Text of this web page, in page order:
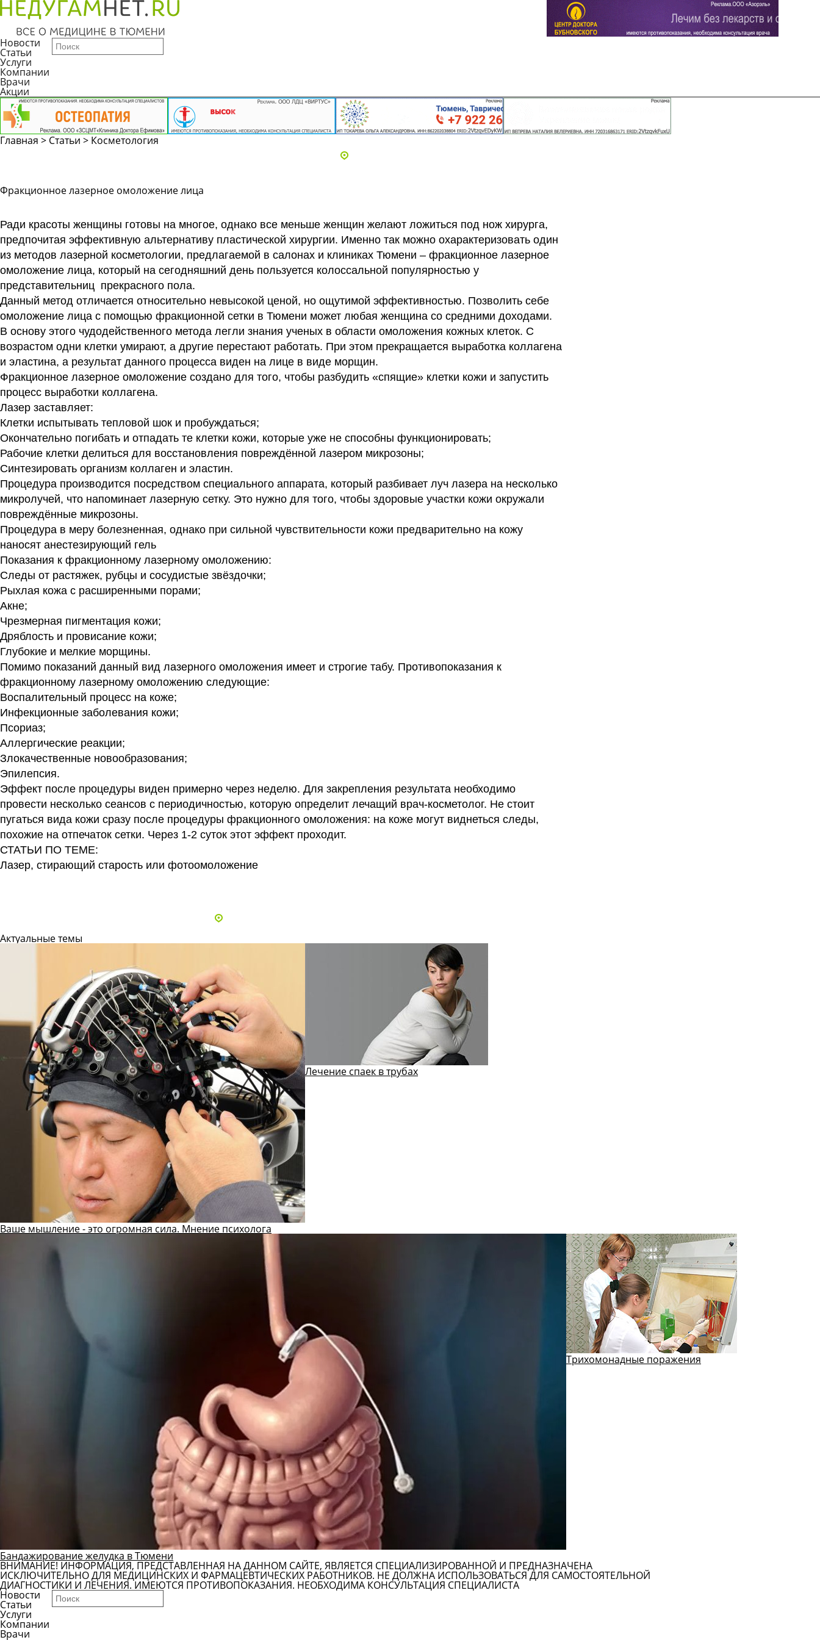
Новости
Статьи
Услуги
Компании
Врачи
Акции
Главная > Статьи > Косметология
Фракционное лазерное омоложение лица
Ради красоты женщины готовы на многое, однако все меньше женщин желают ложиться под нож хирурга,
предпочитая эффективную альтернативу пластической хирургии. Именно так можно охарактеризовать один
из методов лазерной косметологии, предлагаемой в салонах и клиниках Тюмени – фракционное лазерное
омоложение лица, который на сегодняшний день пользуется колоссальной популярностью у
представительниц прекрасного пола.
Данный метод отличается относительно невысокой ценой, но ощутимой эффективностью. Позволить себе
омоложение лица с помощью фракционной сетки в Тюмени может любая женщина со средними доходами.
В основу этого чудодейственного метода легли знания ученых в области омоложения кожных клеток. С
возрастом одни клетки умирают, а другие перестают работать. При этом прекращается выработка коллагена
и эластина, а результат данного процесса виден на лице в виде морщин.
Фракционное лазерное омоложение создано для того, чтобы разбудить «спящие» клетки кожи и запустить
процесс выработки коллагена.
Лазер заставляет:
Клетки испытывать тепловой шок и пробуждаться;
Окончательно погибать и отпадать те клетки кожи, которые уже не способны функционировать;
Рабочие клетки делиться для восстановления повреждённой лазером микрозоны;
Синтезировать организм коллаген и эластин.
Процедура производится посредством специального аппарата, который разбивает луч лазера на несколько
микролучей, что напоминает лазерную сетку. Это нужно для того, чтобы здоровые участки кожи окружали
повреждённые микрозоны.
Процедура в меру болезненная, однако при сильной чувствительности кожи предварительно на кожу
наносят анестезирующий гель
Показания к фракционному лазерному омоложению:
Следы от растяжек, рубцы и сосудистые звёздочки;
Рыхлая кожа с расширенными порами;
Акне;
Чрезмерная пигментация кожи;
Дряблость и провисание кожи;
Глубокие и мелкие морщины.
Помимо показаний данный вид лазерного омоложения имеет и строгие табу. Противопоказания к
фракционному лазерному омоложению следующие:
Воспалительный процесс на коже;
Инфекционные заболевания кожи;
Псориаз;
Аллергические реакции;
Злокачественные новообразования;
Эпилепсия.
Эффект после процедуры виден примерно через неделю. Для закрепления результата необходимо
провести несколько сеансов с периодичностью, которую определит лечащий врач-косметолог. Не стоит
пугаться вида кожи сразу после процедуры фракционного омоложения: на коже могут виднеться следы,
похожие на отпечаток сетки. Через 1-2 суток этот эффект проходит.
СТАТЬИ ПО ТЕМЕ:
Лазер, стирающий старость или фотоомоложение
Актуальные темы
Ваше мышление - это огромная сила. Мнение психолога
Лечение спаек в трубах
Бандажирование желудка в Тюмени
Трихомонадные поражения
ВНИМАНИЕ! ИНФОРМАЦИЯ, ПРЕДСТАВЛЕННАЯ НА ДАННОМ САЙТЕ, ЯВЛЯЕТСЯ СПЕЦИАЛИЗИРОВАННОЙ И ПРЕДНАЗНАЧЕНА
ИСКЛЮЧИТЕЛЬНО ДЛЯ МЕДИЦИНСКИХ И ФАРМАЦЕВТИЧЕСКИХ РАБОТНИКОВ. НЕ ДОЛЖНА ИСПОЛЬЗОВАТЬСЯ ДЛЯ САМОСТОЯТЕЛЬНОЙ
ДИАГНОСТИКИ И ЛЕЧЕНИЯ. ИМЕЮТСЯ ПРОТИВОПОКАЗАНИЯ. НЕОБХОДИМА КОНСУЛЬТАЦИЯ СПЕЦИАЛИСТА
Новости
Статьи
Услуги
Компании
Врачи